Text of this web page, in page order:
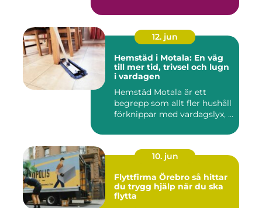
12. jun
Hemstäd i Motala: En väg
till mer tid, trivsel och lugn
i vardagen
Hemstäd Motala är ett
begrepp som allt fler hushåll
förknippar med vardagslyx, ...
10. jun
Flyttfirma Örebro så hittar
du trygg hjälp när du ska
flytta